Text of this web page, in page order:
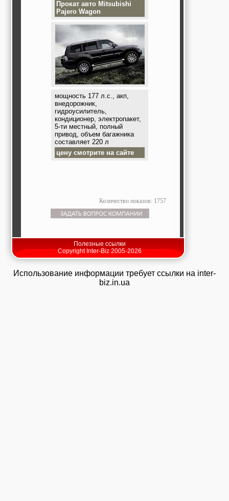
Прокат авто Mitsubishi
Pajero Wagon
мощность 177 л.с., акп,
внедорожник,
гидроусилитель,
кондиционер, электропакет,
5-ти местный, полный
привод, объем багажника
составляет 220 л
цену смотрите на сайте
Количество показов: 1757
Полезные ссылки
Copyright Inter-Biz 2005-2026
Использование информации требует ссылки на inter-
biz.in.ua